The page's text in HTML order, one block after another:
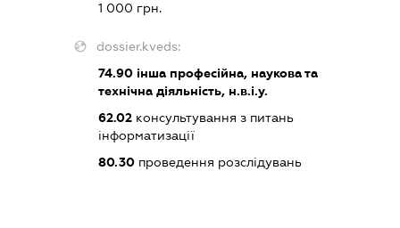
1 000 грн.
dossier.kveds:
74.90інша професійна, наукова та
технічна діяльність, н.в.і.у.
62.02консультування з питань
інформатизації
80.30проведення розслідувань